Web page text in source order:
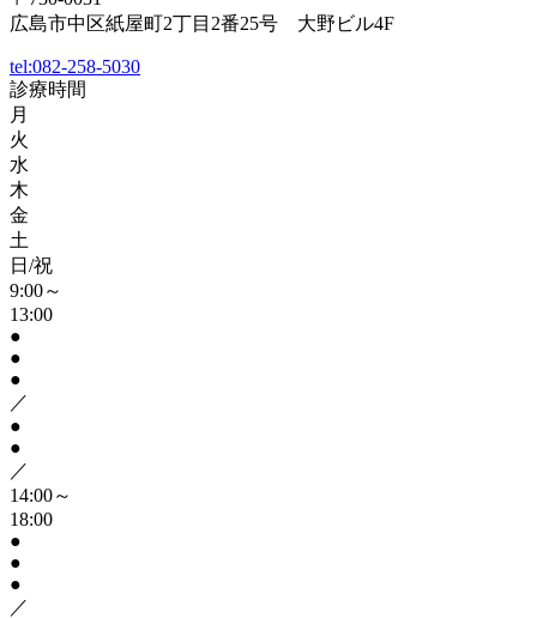
広島市中区紙屋町2丁目2番25号 大野ビル4F
tel:082-258-5030
診療時間
月
火
水
木
金
土
日/祝
9:00～
13:00
●
●
●
／
●
●
／
14:00～
18:00
●
●
●
／